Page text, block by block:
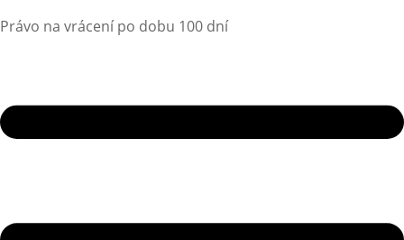
Právo na vrácení po dobu 100 dní